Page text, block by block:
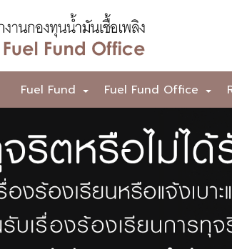
+
Fuel Fund +
Fuel Fund Office